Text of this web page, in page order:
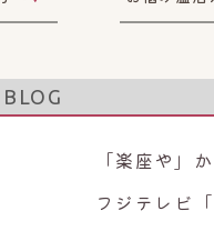
BLOG
「楽座や」